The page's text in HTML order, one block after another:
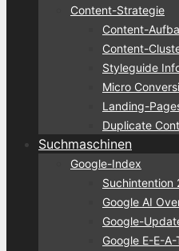
Content-Strategie
Content-
Content-
Styleguide
Micro
Landing-
Duplicate
Suchmaschinen
Google-Index
Suchintention
Google AI
Google-
Google E-E-A-